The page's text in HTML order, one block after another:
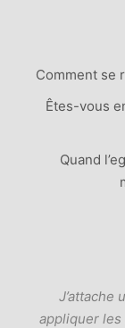
Comment se
Êtes-vous
Quand
J’attache
appliquer les